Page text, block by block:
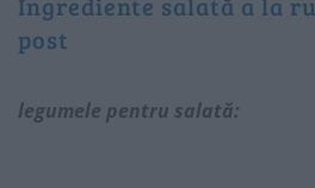
post
legumele pentru salată: